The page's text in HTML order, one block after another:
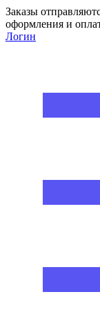
Заказы
оформления и
Логин